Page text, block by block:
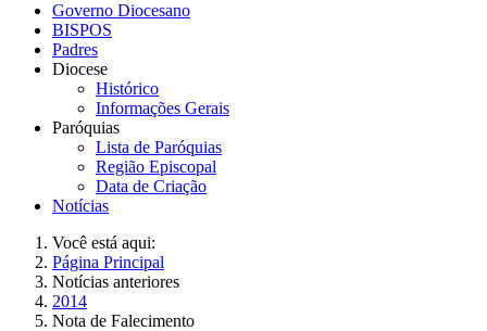
Governo Diocesano
BISPOS
Padres
Diocese
Histórico
Informações Gerais
Paróquias
Lista de Paróquias
Região Episcopal
Data de Criação
Notícias
Você está aqui:
Página Principal
Notícias anteriores
2014
Nota de Falecimento